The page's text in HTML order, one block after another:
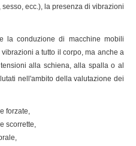
ecc.), la presenza di vibrazioni
la conduzione di macchine mobili
a tutto il corpo, ma anche a
alla schiena, alla spalla o al
nell'ambito della valutazione dei
forzate,
scorrette,